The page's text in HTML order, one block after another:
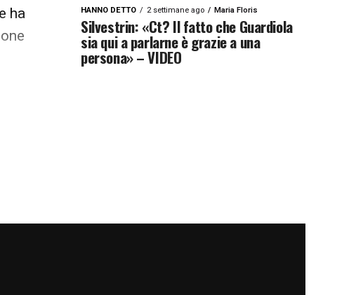
ha
HANNO DETTO 2 settimane ago Maria Floris
Silvestrin: «Ct? Il fatto che Guardiola
sia qui a parlarne è grazie a una
persona» – VIDEO